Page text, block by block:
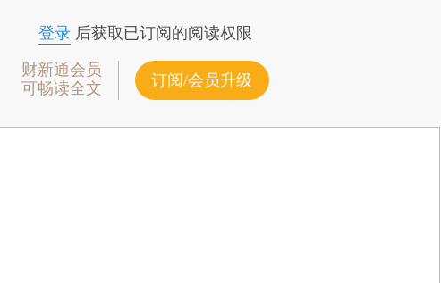
登录后获取已订阅的阅读权限
财新通会员
可畅读全文
订阅/会员升级